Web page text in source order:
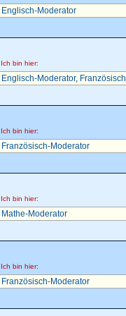
Englisch-Moderator
Ich bin hier:
Englisch-Moderator,
Ich bin hier:
Französisch-Moderator
Ich bin hier:
Mathe-Moderator
Ich bin hier:
Französisch-Moderator